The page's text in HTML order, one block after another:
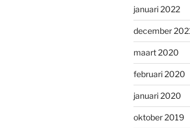
januari 2022
december
maart 2020
februari 2020
januari 2020
oktober 2019